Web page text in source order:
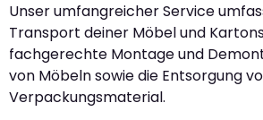
Unser umfangreicher Service
Transport deiner Möbel und
fachgerechte Montage und
von Möbeln sowie die Entsorgung
Verpackungsmaterial.